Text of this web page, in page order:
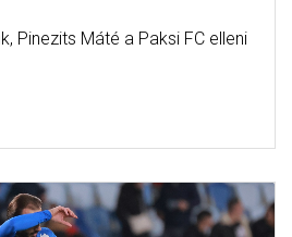
Pinezits Máté a Paksi FC elleni